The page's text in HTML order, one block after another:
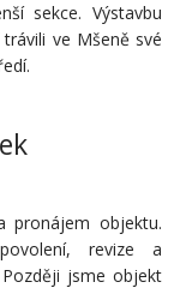
sekce. Výstavbu
ve Mšeně své
pronájem objektu.
revize a
jsme objekt